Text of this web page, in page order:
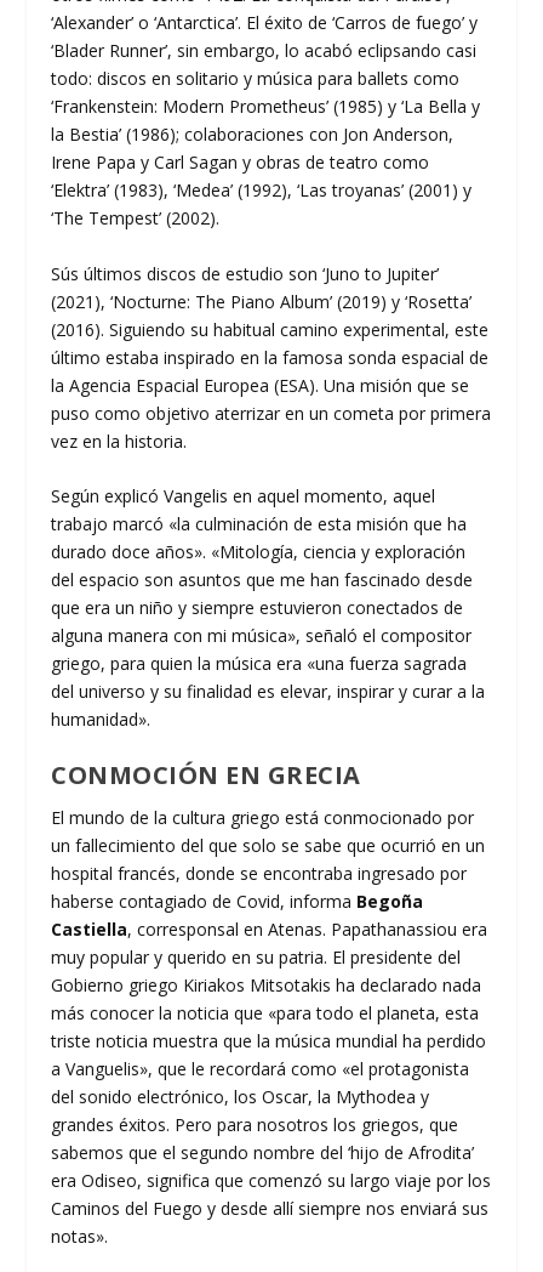
‘Alexander’ o ‘Antarctica’. El éxito de ‘Carros de fuego’ y
‘Blader Runner’, sin embargo, lo acabó eclipsando casi
todo: discos en solitario y música para ballets como
‘Frankenstein: Modern Prometheus’ (1985) y ‘La Bella y
la Bestia’ (1986); colaboraciones con Jon Anderson,
Irene Papa y Carl Sagan y obras de teatro como
‘Elektra’ (1983), ‘Medea’ (1992), ‘Las troyanas’ (2001) y
‘The Tempest’ (2002).
Sús últimos discos de estudio son ‘Juno to Jupiter’
(2021), ‘Nocturne: The Piano Album’ (2019) y ‘Rosetta’
(2016). Siguiendo su habitual camino experimental, este
último estaba inspirado en la famosa sonda espacial de
la Agencia Espacial Europea (ESA). Una misión que se
puso como objetivo aterrizar en un cometa por primera
vez en la historia.
Según explicó Vangelis en aquel momento, aquel
trabajo marcó «la culminación de esta misión que ha
durado doce años». «Mitología, ciencia y exploración
del espacio son asuntos que me han fascinado desde
que era un niño y siempre estuvieron conectados de
alguna manera con mi música», señaló el compositor
griego, para quien la música era «una fuerza sagrada
del universo y su finalidad es elevar, inspirar y curar a la
humanidad».
CONMOCIÓN EN GRECIA
El mundo de la cultura griego está conmocionado por
un fallecimiento del que solo se sabe que ocurrió en un
hospital francés, donde se encontraba ingresado por
haberse contagiado de Covid, informa Begoña
Castiella, corresponsal en Atenas. Papathanassiou era
muy popular y querido en su patria. El presidente del
Gobierno griego Kiriakos Mitsotakis ha declarado nada
más conocer la noticia que «para todo el planeta, esta
triste noticia muestra que la música mundial ha perdido
a Vanguelis», que le recordará como «el protagonista
del sonido electrónico, los Oscar, la Mythodea y
grandes éxitos. Pero para nosotros los griegos, que
sabemos que el segundo nombre del ‘hijo de Afrodita’
era Odiseo, significa que comenzó su largo viaje por los
Caminos del Fuego y desde allí siempre nos enviará sus
notas».